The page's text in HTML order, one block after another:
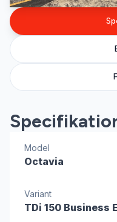
Model
Octavia
Variant
TDi 150 Business